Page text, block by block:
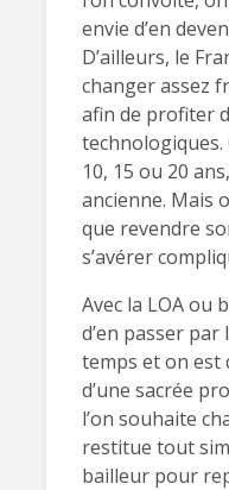
envie d’en
D’ailleurs, le
changer assez
afin de profiter
10, 15 ou 20
ancienne. Mais
que revendre
s’avérer
Avec la LOA ou
d’en passer par
temps et on est
d’une sacrée
l’on souhaite
restitue tout
bailleur pour